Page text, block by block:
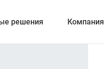
решения Компания